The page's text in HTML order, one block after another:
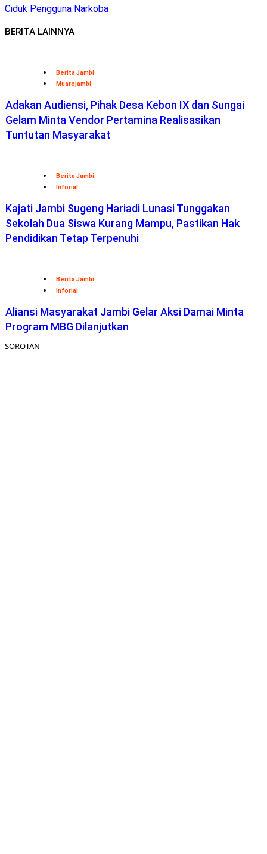
Ciduk Pengguna Narkoba
BERITA LAINNYA
Berita Jambi
Muarojambi
Adakan Audiensi, Pihak Desa Kebon IX dan Sungai
Gelam Minta Vendor Pertamina Realisasikan
Tuntutan Masyarakat
Berita Jambi
Inforial
Kajati Jambi Sugeng Hariadi Lunasi Tunggakan
Sekolah Dua Siswa Kurang Mampu, Pastikan Hak
Pendidikan Tetap Terpenuhi
Berita Jambi
Inforial
Aliansi Masyarakat Jambi Gelar Aksi Damai Minta
Program MBG Dilanjutkan
SOROTAN